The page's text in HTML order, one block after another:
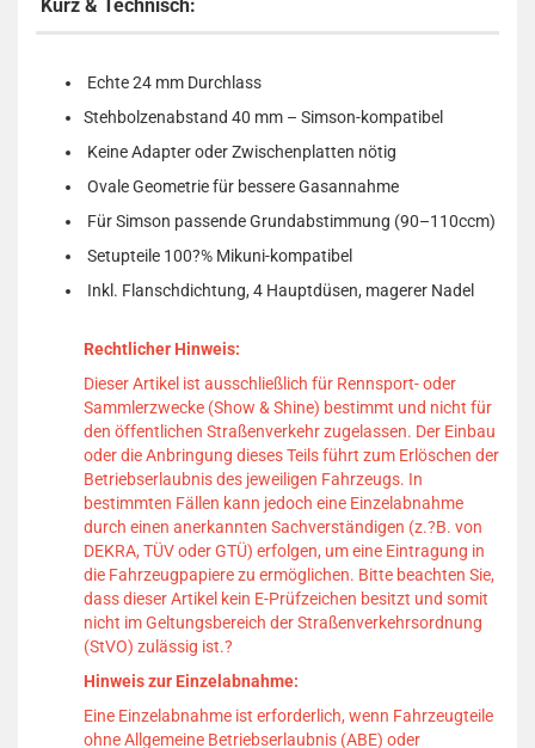
Kurz & Technisch:
Echte 24 mm Durchlass
Stehbolzenabstand 40 mm – Simson-kompatibel
Keine Adapter oder Zwischenplatten nötig
Ovale Geometrie für bessere Gasannahme
Für Simson passende Grundabstimmung (90–110ccm)
Setupteile 100?% Mikuni-kompatibel
Inkl. Flanschdichtung, 4 Hauptdüsen, magerer Nadel
Rechtlicher Hinweis:
Dieser Artikel ist ausschließlich für Rennsport- oder
Sammlerzwecke (Show & Shine) bestimmt und nicht für
den öffentlichen Straßenverkehr zugelassen. Der Einbau
oder die Anbringung dieses Teils führt zum Erlöschen der
Betriebserlaubnis des jeweiligen Fahrzeugs. In
bestimmten Fällen kann jedoch eine Einzelabnahme
durch einen anerkannten Sachverständigen (z.?B. von
DEKRA, TÜV oder GTÜ) erfolgen, um eine Eintragung in
die Fahrzeugpapiere zu ermöglichen. Bitte beachten Sie,
dass dieser Artikel kein E-Prüfzeichen besitzt und somit
nicht im Geltungsbereich der Straßenverkehrsordnung
(StVO) zulässig ist.?
Hinweis zur Einzelabnahme:
Eine Einzelabnahme ist erforderlich, wenn Fahrzeugteile
ohne Allgemeine Betriebserlaubnis (ABE) oder